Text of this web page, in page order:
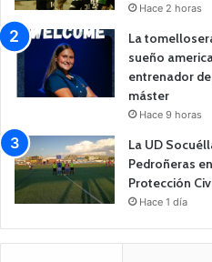
Hace 2 horas
La
sueño
entrenador
máster
Hace 9 horas
La UD
Pedroñeras
Protección
Hace 1 día